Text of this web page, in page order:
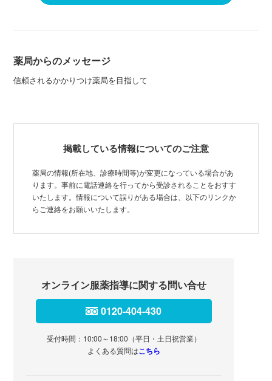
薬局からのメッセージ
信頼されるかかりつけ薬局を目指して
掲載している情報についてのご注意
薬局の情報(所在地、診療時間等)が変更になっている場合があ
ります。事前に電話連絡を行ってから受診されることをおすす
いたします。情報について誤りがある場合は、以下のリンクか
らご連絡をお願いいたします。
オンライン服薬指導に関する問い合せ
0120-404-430
受付時間：10:00～18:00（平日・土日祝営業）
よくある質問はこちら